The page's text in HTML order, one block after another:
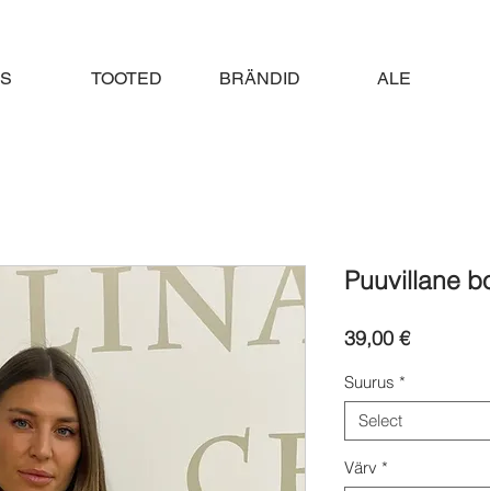
TOOTED BRÄNDID ALE
Puuvillane
39,00 €Price
Suurus *
Select
Värv *